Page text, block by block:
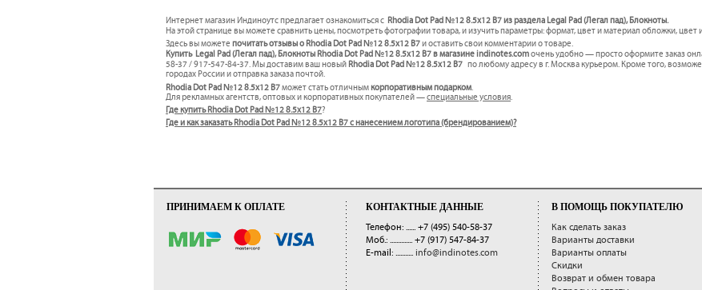
Интернет магазин Индиноутс предлагает ознакомиться с Rhodia Dot Pad №12 8.5x12 B7 из раздела Legal Pad (Легал пад), Блокноты.
На этой странице вы можете сравнить цены, посмотреть фотографии товара, и изучить параметры: формат, цвет и материал обложки, цвет
Здесь вы можете почитать отзывы о Rhodia Dot Pad №12 8.5x12 B7и оставить свои комментарии о товаре.
Купить Legal Pad (Легал пад), Блокноты Rhodia Dot Pad №12 8.5x12 B7 в магазине indinotes.comочень удобно — просто оформите заказ
58-37 / 917-547-84-37. Мы доставим ваш новый Rhodia Dot Pad №12 8.5x12 B7 по любому адресу в г. Москва курьером. Кроме того,
городах России и отправка заказа почтой.
Rhodia Dot Pad №12 8.5x12 B7может стать отличнымкорпоративным подарком.
Для рекламных агентств, оптовых и корпоративных покупателей —специальные условия.
Где купить Rhodia Dot Pad №12 8.5x12 B7?
Где и как заказать Rhodia Dot Pad №12 8.5x12 B7 с нанесением логотипа (брендированием)?
ПРИНИМАЕМ К ОПЛАТЕ КОНТАКТНЫЕ ДАННЫЕ
Телефон: ...... +7 (495) 540-58-37
Моб.: .............. +7 (917) 547-84-37
E-mail: ........... info@indinotes.com
В ПОМОЩЬ ПОКУПАТЕЛЮ
Как сделать заказ
Варианты доставки
Варианты оплаты
Скидки
Возврат и обмен товара